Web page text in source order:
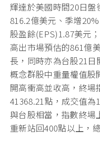
輝達於美國時間20日
816.2億美元、季增
股盈餘(EPS)1.87美元
高出市場預估的861億
長，同時亦為台股21
概念群股中重量權值股
開高衝高並收高，終場
41368.21點，成交值
與台股相當，指數終場
重新站回400點以上，